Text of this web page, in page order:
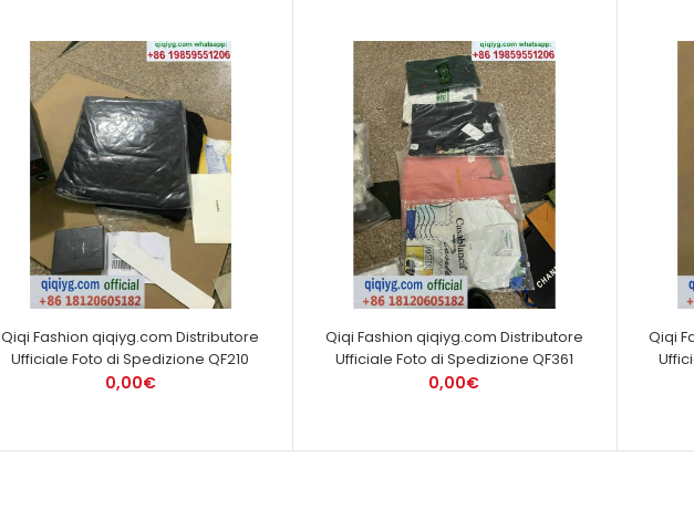
Qiqi Fashion qiqiyg.com Distributore
Ufficiale Foto di Spedizione QF210
0,00€
Qiqi Fashion qiqiyg.com Distributore
Ufficiale Foto di Spedizione QF361
0,00€
Qiqi